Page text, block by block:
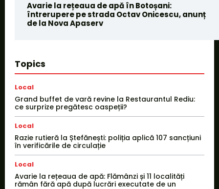
Avarie la rețeaua de apă în Botoșani:
întrerupere pe strada Octav Onicescu, anunț
de la Nova Apaserv
Topics
Local
Grand buffet de vară revine la Restaurantul Rediu:
ce surprize pregătesc oaspeții?
Local
Razie rutieră la Ștefănești: poliția aplică 107 sancțiuni
în verificările de circulație
Local
Avarie la rețeaua de apă: Flămânzi și 11 localități
rămân fără apă după lucrări executate de un